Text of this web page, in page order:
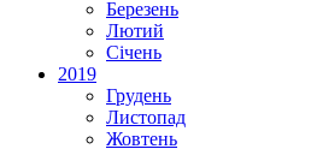
Березень
Лютий
Січень
2019
Грудень
Листопад
Жовтень